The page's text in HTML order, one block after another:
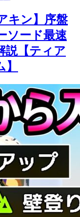
キン】序盤
ソード最速
説【ティア